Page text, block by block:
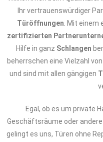
Ihr vertrauenswürdiger
Türöffnungen . Mit
zertifizierten
Hilfe in ganz Schlangen
beherrschen eine Vielzahl
und sind mit allen gängigen
Egal, ob es um private
Geschäftsräume oder andere
gelingt es uns, Türen ohne